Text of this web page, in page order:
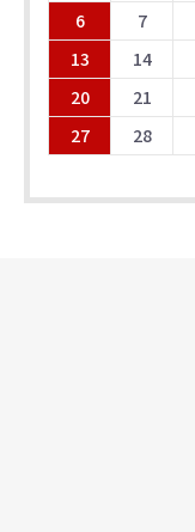
6
7
13
14
20
21
27
28